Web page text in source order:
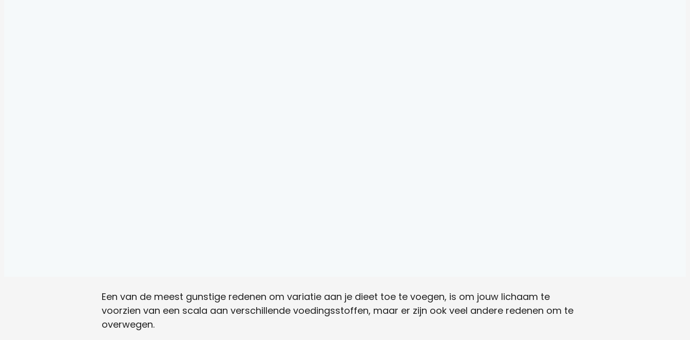
Een van de meest gunstige redenen om variatie aan je dieet toe te voegen, is om jouw lichaam te
voorzien van een scala aan verschillende voedingsstoffen, maar er zijn ook veel andere redenen om te
overwegen.